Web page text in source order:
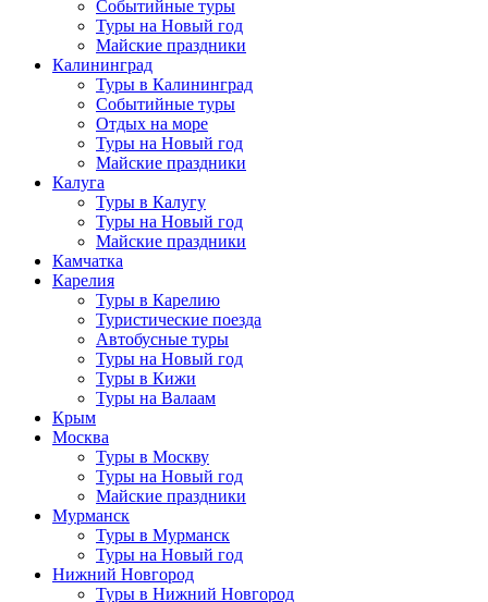
Событийные туры
Туры на Новый год
Майские праздники
Калининград
Туры в Калининград
Событийные туры
Отдых на море
Туры на Новый год
Майские праздники
Калуга
Туры в Калугу
Туры на Новый год
Майские праздники
Камчатка
Карелия
Туры в Карелию
Туристические поезда
Автобусные туры
Туры на Новый год
Туры в Кижи
Туры на Валаам
Крым
Москва
Туры в Москву
Туры на Новый год
Майские праздники
Мурманск
Туры в Мурманск
Туры на Новый год
Нижний Новгород
Туры в Нижний Новгород